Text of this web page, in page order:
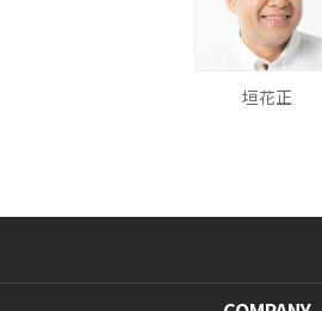
垣花正